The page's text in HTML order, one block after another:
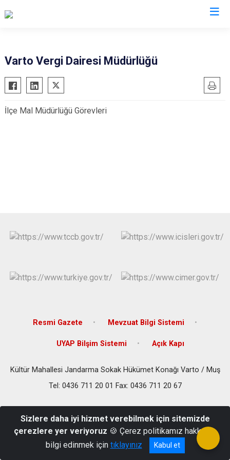
Bulanık
Hasköy
Korkut
Varto Vergi Dairesi Müdürlüğü
İlçe Mal Müdürlüğü Görevleri
Resmi Gazete Mevzuat Bilgi Sistemi
UYAP Bilşim Sistemi Açık Kapı
Kültür Mahallesi Jandarma Sokak Hükümet Konağı Varto / Muş
Tel: 0436 711 20 01 Fax: 0436 711 20 67
Sizlere daha iyi hizmet verebilmek için sitemizde
çerezlere yer veriyoruz 🍪 Çerez politikamız hakkında
bilgi edinmek için tıklayınız Kabul et